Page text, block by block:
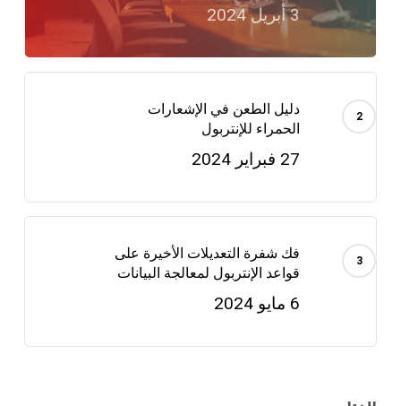
3 أبريل 2024
دليل الطعن في الإشعارات
الحمراء للإنتربول
27 فبراير 2024
فك شفرة التعديلات الأخيرة على
قواعد الإنتربول لمعالجة البيانات
6 مايو 2024